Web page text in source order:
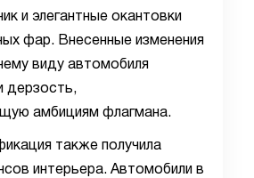
и элегантные окантовки
фар. Внесенные изменения
виду автомобиля
дерзость,
амбициям флагмана.
также получила
интерьера. Автомобили в